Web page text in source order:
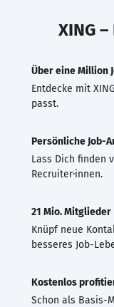
XING
Über eine Million
Entdecke mit
passt.
Persönliche Job-
Lass Dich finden
Recruiter·innen.
21 Mio. Mitglieder
Knüpf neue
besseres Job-
Kostenlos
Schon als Basis-